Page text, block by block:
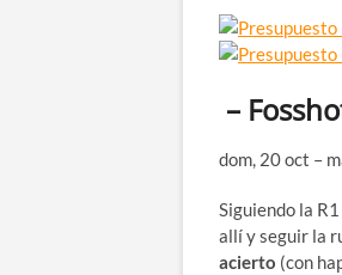
–
dom, 20 oct –
Siguiendo la
allí y seguir la
acierto (con